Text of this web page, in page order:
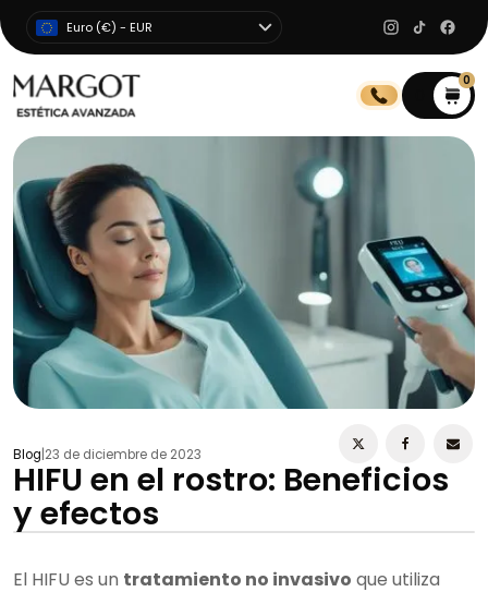
Euro (€) - EUR
0
Blog 23 de diciembre de 2023
HIFU en el rostro: Beneficios
y efectos
El HIFU es un tratamiento no invasivo que utiliza